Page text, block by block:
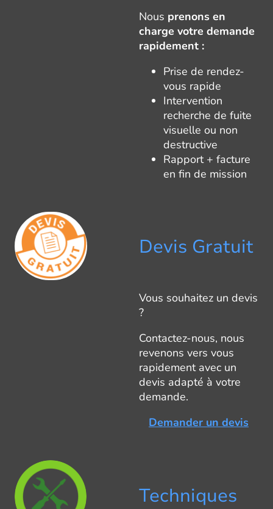
Nous prenons en
charge votre demande
rapidement :
Prise de rendez-
vous rapide
Intervention
recherche de fuite
visuelle ou non
destructive
Rapport + facture
en fin de mission
Devis Gratuit
Vous souhaitez un devis
?
Contactez-nous, nous
revenons vers vous
rapidement avec un
devis adapté à votre
demande.
Demander un devis
Techniques